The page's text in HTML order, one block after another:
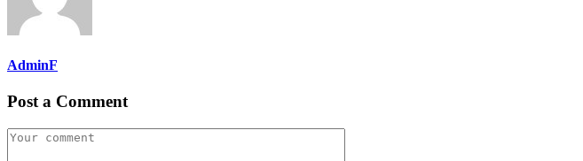
AdminF
Post a Comment